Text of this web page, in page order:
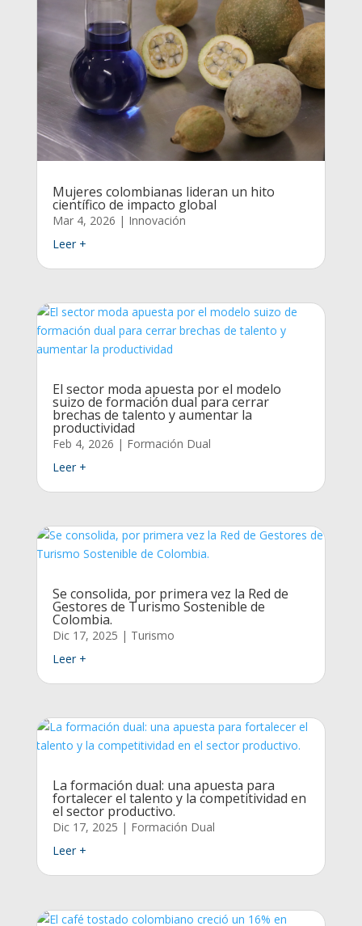
Mujeres colombianas lideran un hito
científico de impacto global
Mar 4, 2026 | Innovación
Leer +
El sector moda apuesta por el modelo
suizo de formación dual para cerrar
brechas de talento y aumentar la
productividad
Feb 4, 2026 | Formación Dual
Leer +
Se consolida, por primera vez la Red de
Gestores de Turismo Sostenible de
Colombia.
Dic 17, 2025 | Turismo
Leer +
La formación dual: una apuesta para
fortalecer el talento y la competitividad en
el sector productivo.
Dic 17, 2025 | Formación Dual
Leer +